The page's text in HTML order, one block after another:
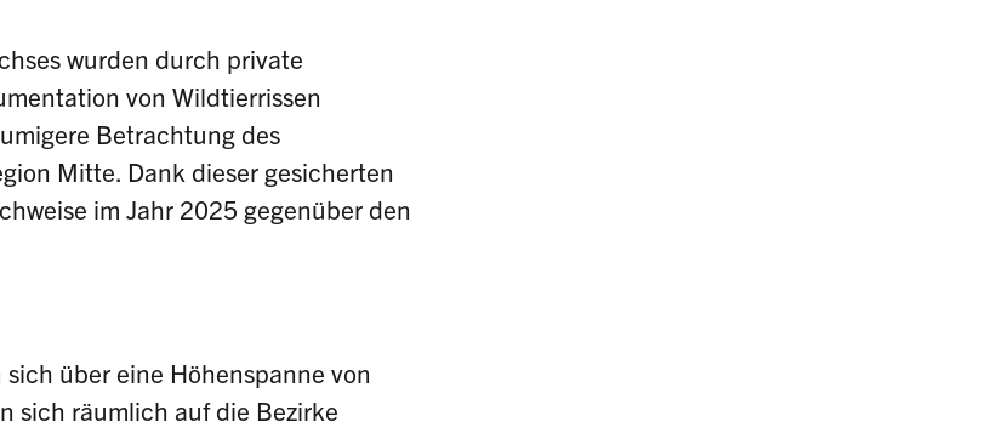
wurden durch private
von Wildtierrissen
Betrachtung des
Mitte. Dank dieser gesicherten
im Jahr 2025 gegenüber den
über eine Höhenspanne von
sich räumlich auf die Bezirke